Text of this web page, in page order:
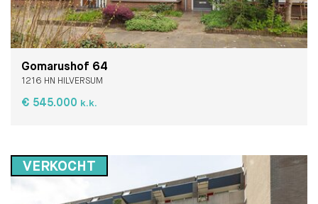
Gomarushof 64
1216 HN HILVERSUM
€ 545.000 k.k.
VERKOCHT